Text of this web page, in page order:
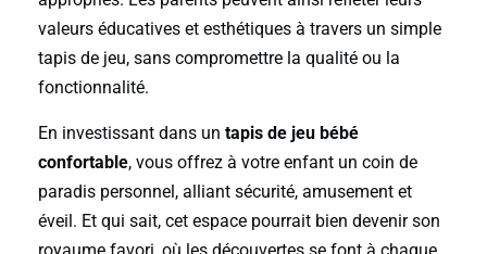
valeurs éducatives et esthétiques à travers un simple
tapis de jeu, sans compromettre la qualité ou la
fonctionnalité.
En investissant dans un tapis de jeu bébé
confortable, vous offrez à votre enfant un coin de
paradis personnel, alliant sécurité, amusement et
éveil. Et qui sait, cet espace pourrait bien devenir son
royaume favori, où les découvertes se font à chaque